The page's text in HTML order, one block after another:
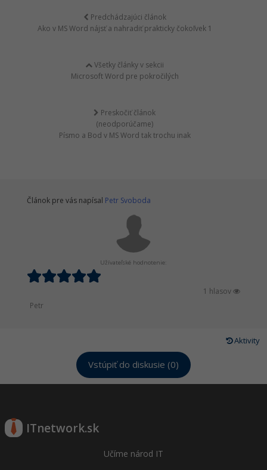
Predchádzajúci článok
Ako v MS Word nájsť a nahradiť prakticky čokoľvek 1
Všetky články v sekcii
Microsoft Word pre pokročilých
Preskočiť článok
(neodporúčame)
Písmo a Bod v MS Word tak trochu inak
Článok pre vás napísal Petr Svoboda
Užívateľské hodnotenie:
1 hlasov
Petr
Aktivity
Vstúpiť do diskusie (0)
ITnetwork.sk
Učíme národ IT